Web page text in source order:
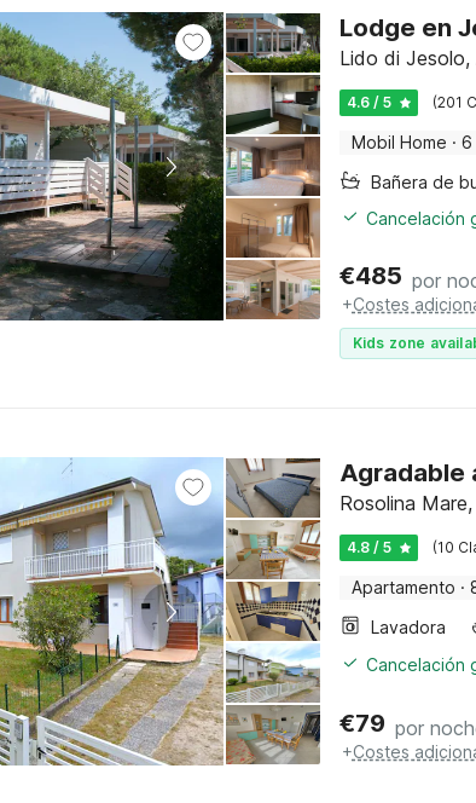
Lodge en
Lido di
4.6 / 5 (201
Mobil Home · 6
Cancelación
€485 por
+Costes
Kids zone
Agradable
Rosolina
4.8 / 5 (10
Apartamento ·
Lavadora
Cancelación
€79 por
+Costes